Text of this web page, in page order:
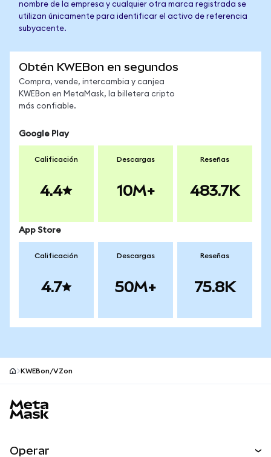
nombre de la empresa y cualquier otra marca registrada se
utilizan únicamente para identificar el activo de referencia
subyacente.
Obtén KWEBon en segundos
Compra, vende, intercambia y canjea
KWEBon en MetaMask, la billetera cripto
más confiable.
Google Play
Calificación
4.4
Descargas
10M+
Reseñas
483.7K
App Store
Calificación
4.7
Descargas
50M+
Reseñas
75.8K
KWEBon/VZon
Operar